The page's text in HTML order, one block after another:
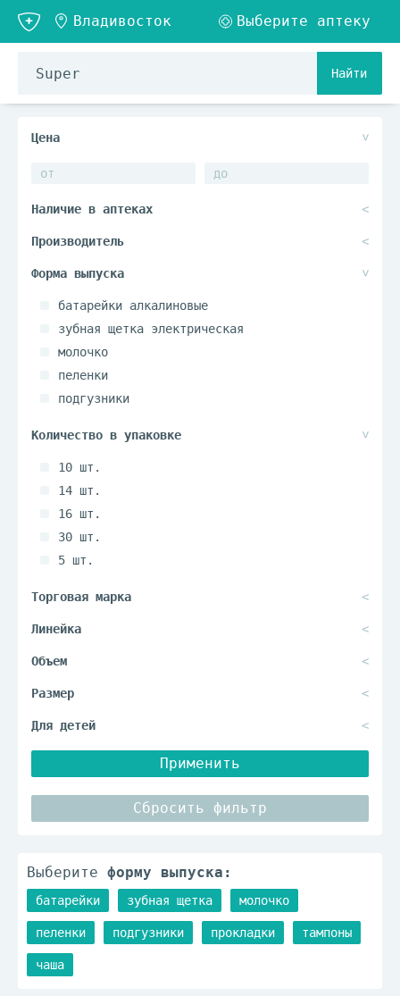
Найти
батарейки алкалиновые
зубная щетка электрическая
молочко
пеленки
подгузники
чаша менструальная
10 шт.
14 шт.
16 шт.
30 шт.
5 шт.
Применить
Сбросить фильтр
Выберите форму выпуска:
батарейки зубная щетка молочко
пеленки подгузники прокладки тампоны
чаша